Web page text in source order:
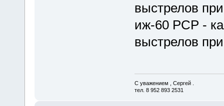
выстрелов
иж-60 РСР -
выстрелов
С уважением , Сергей .
тел. 8 952 893 2531